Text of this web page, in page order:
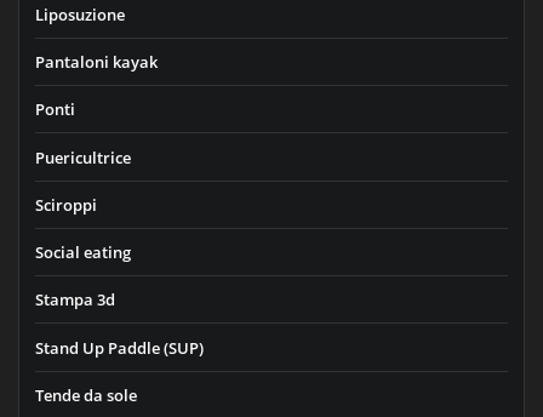
Liposuzione
Pantaloni kayak
Ponti
Puericultrice
Sciroppi
Social eating
Stampa 3d
Stand Up Paddle (SUP)
Tende da sole